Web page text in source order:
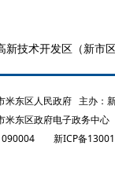
新技术开发区（新市区
米东区人民政府 主办：
米东区政府电子政务中心
新ICP备